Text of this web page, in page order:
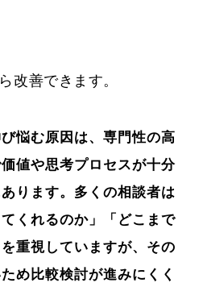
改善できます。
悩む原因は、専門性の高
値や思考プロセスが十分
ります。多くの相談者は
くれるのか」「どこまで
重視していますが、その
め比較検討が進みにくく